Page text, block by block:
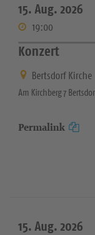
15. Aug. 2026
19:00
Konzert
Bertsdorf Kirche
Am Kirchberg 7
Permalink
15. Aug. 2026